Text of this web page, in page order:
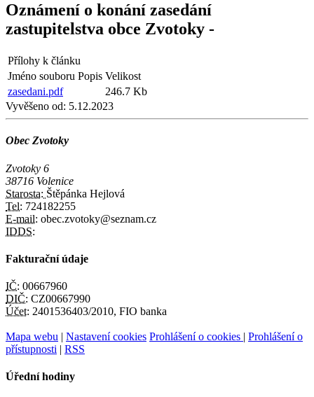
Oznámení o konání zasedání
zastupitelstva obce Zvotoky -
Přílohy k článku
Jméno souboru Popis Velikost
zasedani.pdf
246.7 Kb
Vyvěšeno od: 5.12.2023
Obec Zvotoky
Zvotoky 6
38716 Volenice
Starosta: Štěpánka Hejlová
Tel: 724182255
E-mail: obec.zvotoky@seznam.cz
IDDS:
Fakturační údaje
IČ: 00667960
DIČ: CZ00667990
Účet: 2401536403/2010, FIO banka
Mapa webu | Nastavení cookies Prohlášení o cookies | Prohlášení o
přístupnosti | RSS
Úřední hodiny